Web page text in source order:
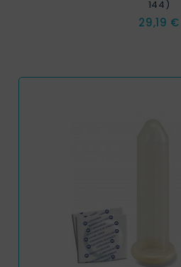
144)
Prix
29,19 €